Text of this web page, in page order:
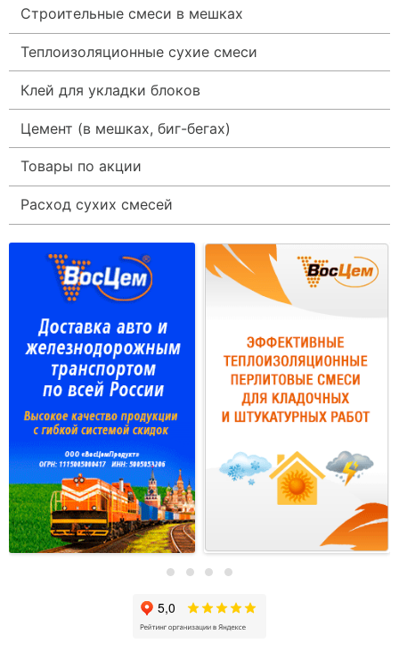
Строительные смеси в мешках
Теплоизоляционные сухие смеси
Клей для укладки блоков
Цемент (в мешках, биг-бегах)
Товары по акции
Расход сухих смесей